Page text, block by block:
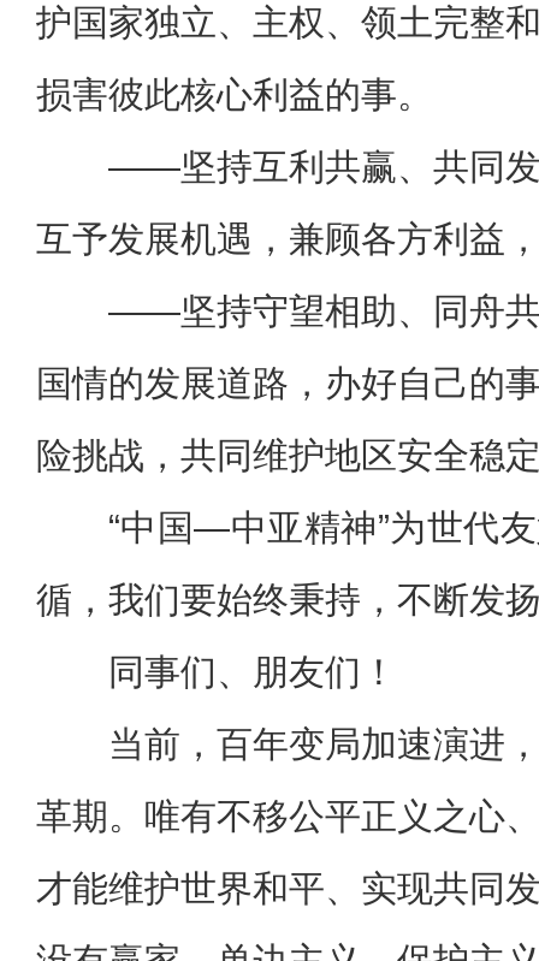
护国家独立、主权、领土完整
损害彼此核心利益的事。
——坚持互利共赢、共同
互予发展机遇，兼顾各方利益
——坚持守望相助、同舟
国情的发展道路，办好自己的
险挑战，共同维护地区安全稳
“中国—中亚精神”为世代
循，我们要始终秉持，不断发
同事们、朋友们！
当前，百年变局加速演进
革期。唯有不移公平正义之心
才能维护世界和平、实现共同